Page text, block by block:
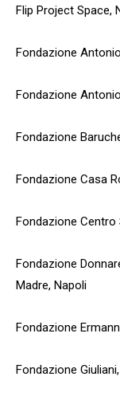
Flip Project Space,
Fondazione
Fondazione
Fondazione
Fondazione Casa
Fondazione Centro
Fondazione
Madre, Napoli
Fondazione
Fondazione